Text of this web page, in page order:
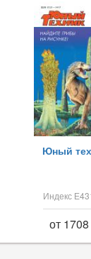
Юный
Индекс
от